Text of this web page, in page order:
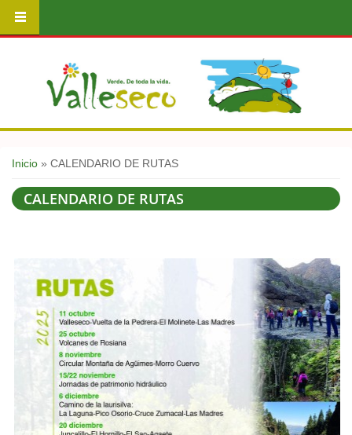
Usted está aquí
Inicio » CALENDARIO DE RUTAS
CALENDARIO DE RUTAS